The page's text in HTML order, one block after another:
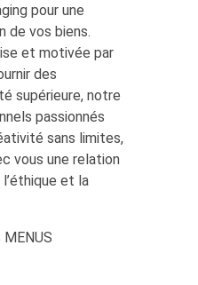
pour une
de vos biens.
et motivée par
des
supérieure, notre
passionnés
sans limites,
vous une relation
et la
MENUS